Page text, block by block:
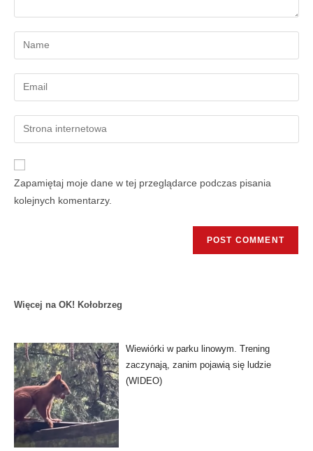
Zapamiętaj moje dane w tej przeglądarce podczas pisania
kolejnych komentarzy.
Więcej na OK! Kołobrzeg
Wiewiórki w parku linowym. Trening
zaczynają, zanim pojawią się ludzie
(WIDEO)